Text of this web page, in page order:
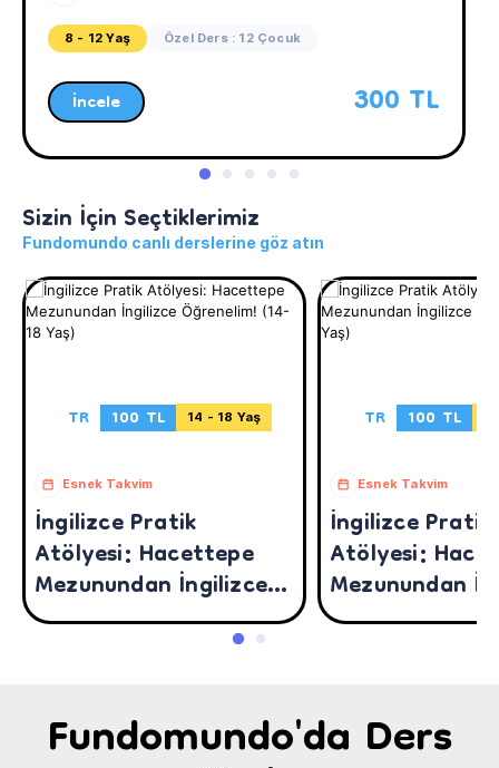
8 - 12 Yaş Özel Ders : 12 Çocuk
İncele 300 TL
Sizin İçin Seçtiklerimiz
Fundomundo canlı derslerine göz atın
TR 100 TL 14 - 18 Yaş
Esnek Takvim
İngilizce Pratik
Atölyesi: Hacettepe
Mezunundan İngilizce
Öğrenelim! (14-18 Yaş)
TR 100 TL
Esnek Takvim
İngilizce Pratik
Atölyesi:
Mezunundan
Öğrenelim!
Fundomundo'da Ders